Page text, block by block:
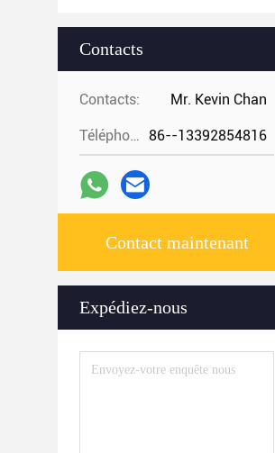
Contacts
Contacts: Mr. Kevin Chan
Téléphone: 86--13392854816
Contact maintenant
Expédiez-nous